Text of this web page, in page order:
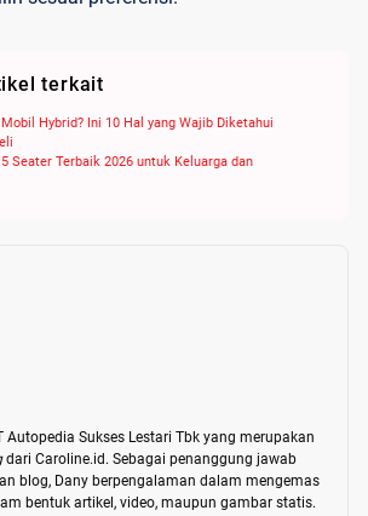
terkait
Hybrid? Ini 10 Hal yang Wajib Diketahui
Seater Terbaik 2026 untuk Keluarga dan
Autopedia Sukses Lestari Tbk yang merupakan
dari Caroline.id. Sebagai penanggung jawab
blog, Dany berpengalaman dalam mengemas
bentuk artikel, video, maupun gambar statis.